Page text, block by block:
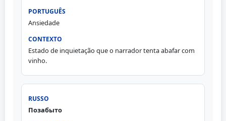
Ansiedade
Estado de inquietação que o narrador tenta abafar com
vinho.
Позабыто